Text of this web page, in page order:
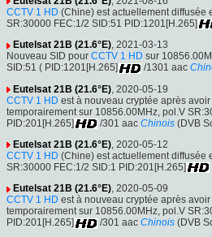
CCTV 1 HD (Chine) est actuellement diffusée
SR:30000 FEC:1/2 SID:51 PID:1201[H.265]
Eutelsat 21B (21.6°E), 2021-03-13
Nouveau SID pour CCTV 1 HD sur
SID:51 ( PID:1201[H.265]
/1301 aac
Eutelsat 21B (21.6°E) , 2020-05-19
CCTV 1 HD est à nouveau cryptée après
temporairement sur 10856.00MHz, pol.V
PID:201[H.265]
/301 aac Chinois (DVB
Eutelsat 21B (21.6°E), 2020-05-12
CCTV 1 HD (Chine) est actuellement diffusée
SR:30000 FEC:1/2 SID:1 PID:201[H.265]
Eutelsat 21B (21.6°E), 2020-05-09
CCTV 1 HD est à nouveau cryptée après
temporairement sur 10856.00MHz, pol.V
PID:201[H.265]
/301 aac Chinois (DVB